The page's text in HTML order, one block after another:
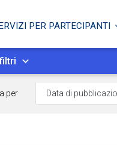
PER PARTECIPANTI
per